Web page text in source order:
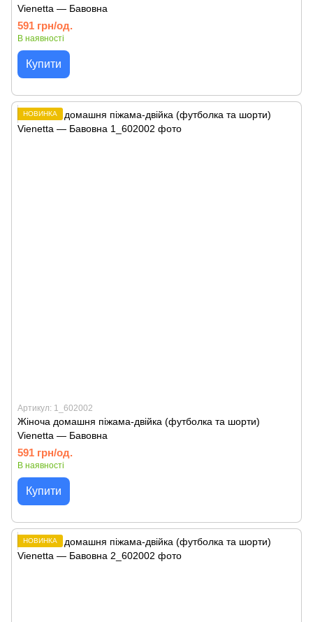
Vienetta — Бавовна
591 грн/од.
В наявності
Купити
НОВИНКА
Артикул: 1_602002
Жіноча домашня піжама-двійка (футболка та шорти)
Vienetta — Бавовна
591 грн/од.
В наявності
Купити
НОВИНКА